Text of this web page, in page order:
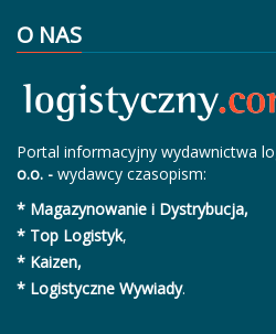
O NAS
Portal informacyjny wydawnictwa
o.o. - wydawcy czasopism:
* Magazynowanie i Dystrybucja,
* Top Logistyk,
* Kaizen,
* Logistyczne Wywiady.